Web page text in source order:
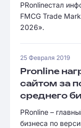
PRonlineстал
FMCG Trade
2026».
25 Февраля 2019
Pronline
сайтом за
среднего
PRonline –
бизнеса по